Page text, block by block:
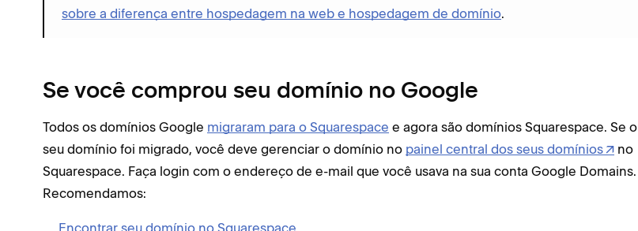
sobre a diferença entre hospedagem na web e hospedagem de domínio.
Se você comprou seu domínio no Google
Todos os domínios Google migraram para o Squarespace e agora são domínios Squarespace. Se o
seu domínio foi migrado, você deve gerenciar o domínio no painel central dos seus domínios
no
Squarespace. Faça login com o endereço de e-mail que você usava na sua conta Google Domains.
Recomendamos:
Encontrar seu domínio no Squarespace